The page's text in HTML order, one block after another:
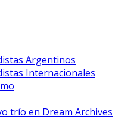
Argentinos
Internacionales
trío en Dream Archives